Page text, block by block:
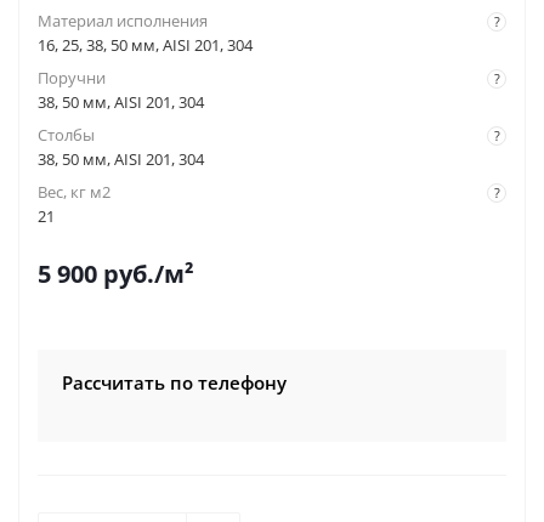
?
Материал исполнения
16, 25, 38, 50 мм, AISI 201, 304
?
Поручни
38, 50 мм, AISI 201, 304
?
Столбы
38, 50 мм, AISI 201, 304
?
Вес, кг м2
21
5 900 руб./м²
Рассчитать по телефону